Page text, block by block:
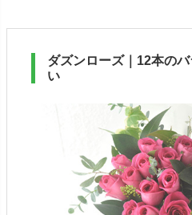
ダズンローズ｜12本の
い